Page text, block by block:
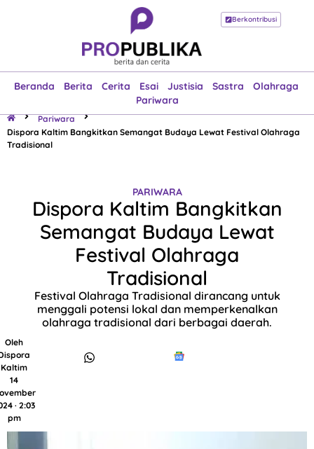
Berkontribusi
Beranda Berita Cerita Esai Justisia Sastra
Olahraga
Pariwara
Beranda
Esai
Justisia
Sastra
Olahraga
Pariwara
Pariwara
Dispora Kaltim Bangkitkan Semangat Budaya Lewat Festival Olahraga
Tradisional
PARIWARA
Dispora Kaltim Bangkitkan
Semangat Budaya Lewat
Festival Olahraga
Tradisional
Festival Olahraga Tradisional dirancang untuk
menggali potensi lokal dan memperkenalkan
olahraga tradisional dari berbagai daerah.
Oleh
Kaltim
14
· 2:03
pm